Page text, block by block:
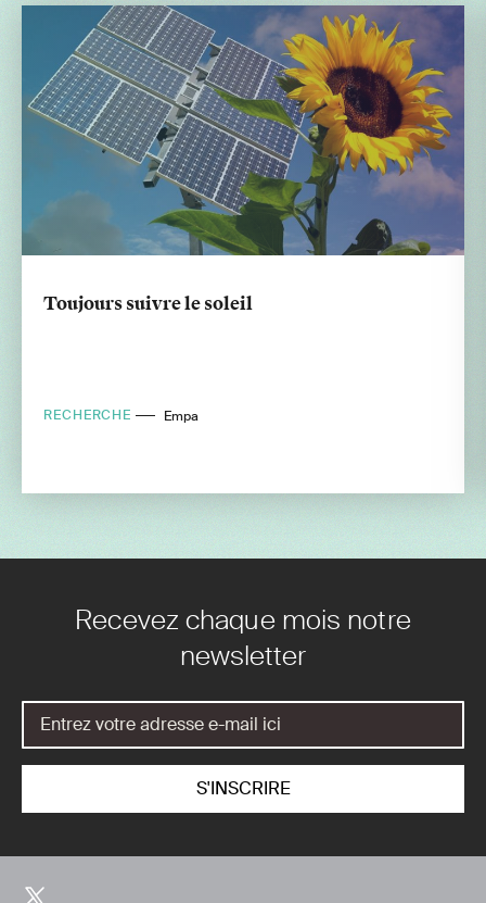
Toujours suivre le soleil
RECHERCHE Empa
Recevez chaque mois notre
newsletter